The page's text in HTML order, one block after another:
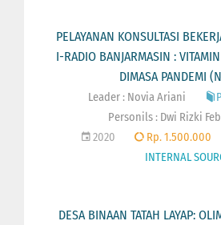
PELAYANAN KONSULTASI
I-RADIO BANJARMASIN :
DIMASA PANDEMI
Leader : Novia Ariani
Personils : Dwi Rizki
2020 Rp. 1.500.000
INTERNAL
DESA BINAAN TATAH LAYAP: